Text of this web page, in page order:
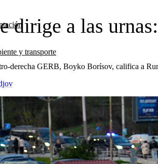
y transporte
dirige a las
derecha GERB, Boyko Borísov, califica a